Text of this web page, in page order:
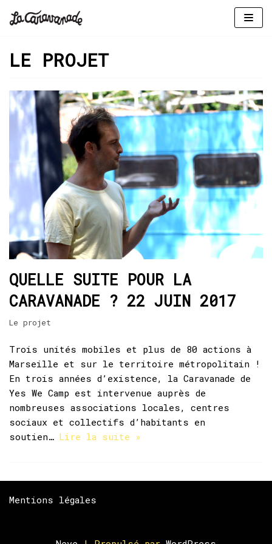
contenu
LE PROJET
QUELLE SUITE POUR LA
CARAVANADE ? 22 JUIN 2017
Le projet
Trois unités mobiles et plus de 80 actions à
Marseille et sur le territoire métropolitain !
En trois années d’existence, la Caravanade de
Yes We Camp est intervenue auprès de
nombreuses associations locales, centres
sociaux et collectifs d’habitants en
soutien… Lire la suite »
Mentions légales